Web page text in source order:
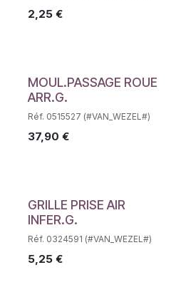
2,25€
Déstockage
MOUL.PASSAGE ROUE
ARR.G.
Réf. 0515527 (#VAN_WEZEL#)
37,90 €
Déstockage
GRILLE PRISE AIR
INFER.G.
Réf. 0324591 (#VAN_WEZEL#)
5,25€